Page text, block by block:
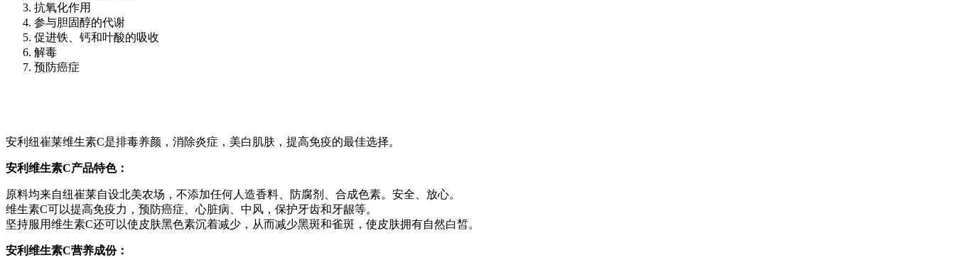
抗氧化作用
参与胆固醇的代谢
促进铁、钙和叶酸的吸收
解毒
预防癌症
安利纽崔莱维生素C是排毒养颜，消除炎症，美白肌肤，提高免疫的最佳选择。
安利维生素C产品特色：
原料均来自纽崔莱自设北美农场，不添加任何人造香料、防腐剂、合成色素。安全、放心。
维生素C可以提高免疫力，预防癌症、心脏病、中风，保护牙齿和牙龈等。
坚持服用维生素C还可以使皮肤黑色素沉着减少，从而减少黑斑和雀斑，使皮肤拥有自然白皙。
安利维生素C营养成份：